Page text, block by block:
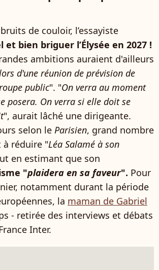
de couloir, l’essayiste
bien briguer l’Élysée en 2027 !
ambitions auraient d'ailleurs
d'une réunion de prévision de
public". "On verra au moment
posera. On verra si elle doit se
", aurait lâché une dirigeante.
selon le Parisien, grand nombre
à réduire "Léa Salamé à son
en estimant que son
"plaidera en sa faveur". Pour
notamment durant la période
la maman de Gabriel
- retirée des interviews et débats
Inter.